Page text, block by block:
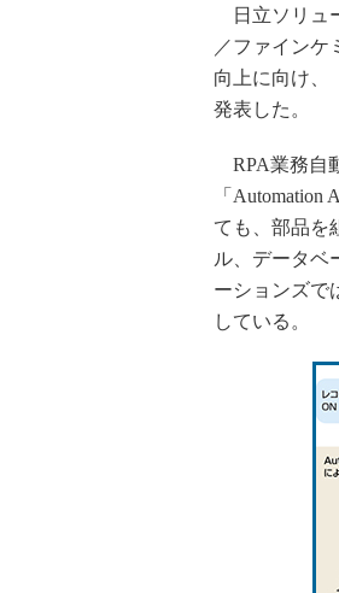
日立ソリュ
／ファイン
向上に向け、
発表した。
RPA業務自
「
ても、部品を
ル、データベ
ーションズで
している。